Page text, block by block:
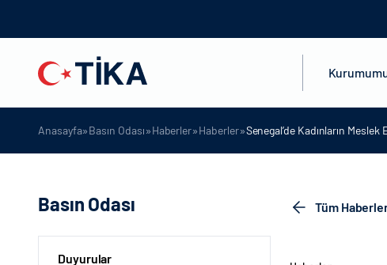
Anasayfa»Basın Odası»Haberler»Haberler»Senegal’de Kadınların
Basın Odası
Duyurular
Tüm